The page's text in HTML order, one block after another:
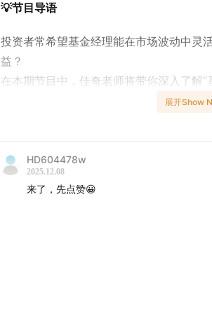
💡节目导语
投资者常希望基金经理能在市场波动中灵
益？
在本期节目中，佳奇老师将带你深入了解
这些问题不仅关乎基金经理的能力，也
值。
展开Show
HD604478w
2025.12.08
来了，先点赞😀